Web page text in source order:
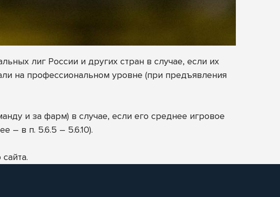
лиг России и других стран в случае, если их
на профессиональном уровне (при предъявления
и за фарм) в случае, если его среднее игровое
– в п. 5.6.5 – 5.6.10).